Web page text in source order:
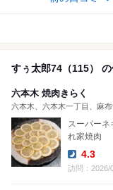
すぅ太郎74（115）
六本木 焼肉きらく
六本木、六本木一丁目、麻
スーパー
れ家焼肉
Dinner:
4.3
訪問：2026/